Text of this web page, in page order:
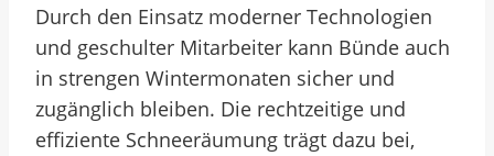
Durch den Einsatz moderner Technologien
und geschulter Mitarbeiter kann Bünde auch
in strengen Wintermonaten sicher und
zugänglich bleiben. Die rechtzeitige und
effiziente Schneeräumung trägt dazu bei,